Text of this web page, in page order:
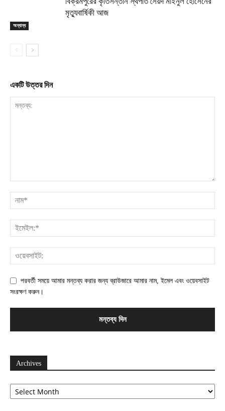
অন্যান্য
মৃত্যুবার্ষিকী আজ
একটি উত্তর দিন
পরবর্তী সময়ে আমার মন্তব্য করার জন্য ব্রাউজারে আমার নাম, ইমেল এবং ওয়েবসাইট
সংরক্ষণ করুন।
Archives
Archives